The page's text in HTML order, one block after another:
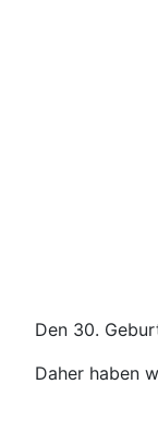
Den 30.
Daher haben